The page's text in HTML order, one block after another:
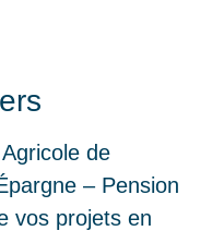
de
– Pension
vos projets en